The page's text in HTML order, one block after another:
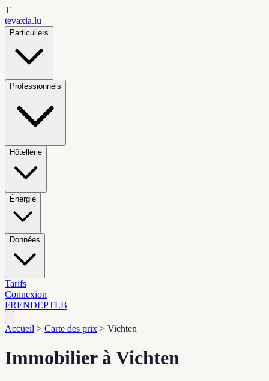
T
tevaxia.lu
Particuliers
Professionnels
Hôtellerie
Énergie
Données
Tarifs
Connexion
FRENDEPTLB
Accueil > Carte des prix > Vichten
Immobilier à Vichten